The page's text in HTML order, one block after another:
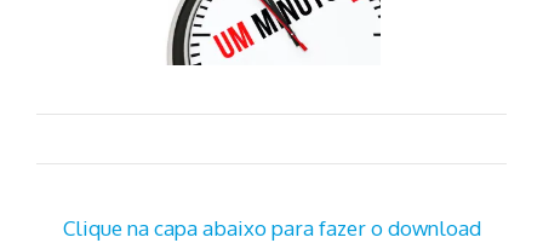
Clique na capa abaixo para fazer o download